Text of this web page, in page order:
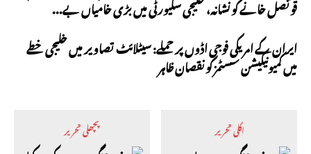
قونصل خانے کو نشانہ، خلیجی سکیورٹی میں بڑی خامیاں بے...
ایران کے امریکی فوجی اڈوں پر حملے: سیٹلائٹ تصاویر میں خلیجی خطے
میں کمیونیکیشن سسٹمز کو نقصان ظاہر
پچھلی تحریر اگلی تحریر